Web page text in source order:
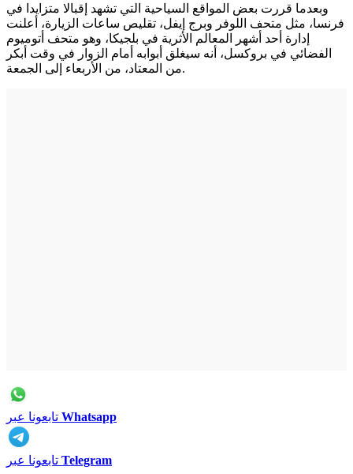
وبعدما قررت بعض المواقع السياحية التي تشهد إقبالا متزايدا في
فرنسا، مثل متحف اللوفر وبرج إيفل، تقليص ساعات الزيارة، أعلنت
إدارة أحد أشهر المعالم الأثرية في بلجيكا، وهو متحف أتوميوم
الفضائي في بروكسل، أنه سيغلق أبوابه أمام الزوار في وقت أبكر
من المعتاد، من الأربعاء إلى الجمعة.
Whatsapp
Telegram